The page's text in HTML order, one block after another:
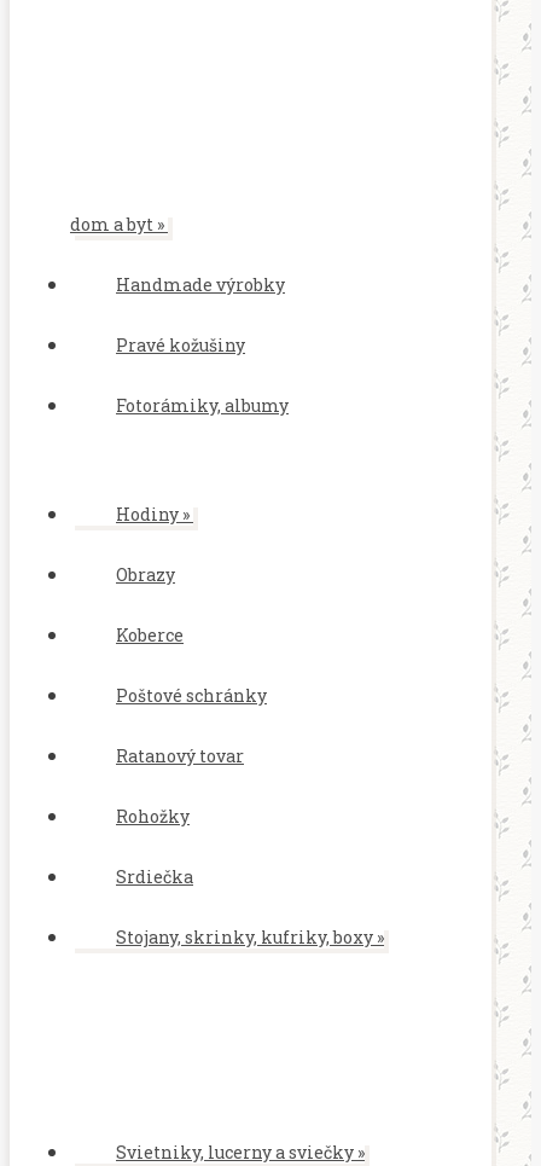
dom a byt »
Handmade výrobky
Pravé kožušiny
Fotorámiky, albumy
Hodiny »
Obrazy
Koberce
Poštové schránky
Ratanový tovar
Rohožky
Srdiečka
Stojany, skrinky, kufriky, boxy »
Svietniky, lucerny a sviečky »